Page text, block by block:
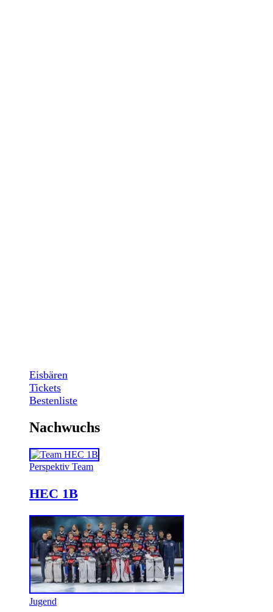
Eisbären
Tickets
Bestenliste
Nachwuchs
Perspektiv Team
HEC 1B
Jugend